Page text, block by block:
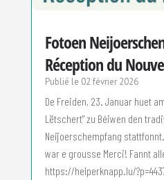
Fotoen
Réception du
02 février 2026
De Freiden, 23. Januar huet
Lëtschert" zu Béiwen den
Neijoerschempfang
war e grousse Merci! Fannt
https://helperknapp.lu/